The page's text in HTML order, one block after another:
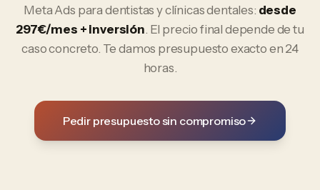
Meta Ads paradentistas y clínicas dentales: desde
297€/mes + inversión. El precio final depende de tu
caso concreto. Te damos presupuesto exacto en 24
horas.
Pedir presupuesto sin compromiso